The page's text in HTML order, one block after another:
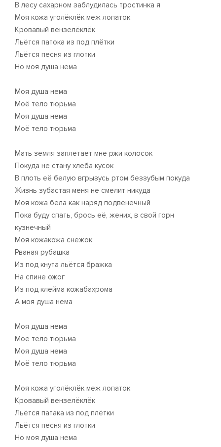
В лесу сахарном заблудилась тростинка я
Моя кожа уголёклёк меж лопаток
Кровавый вензелёклёк
Льётся патока из под плётки
Льётся песня из глотки
Но моя душа нема
Моя душа нема
Моё тело тюрьма
Моя душа нема
Моё тело тюрьма
Мать земля заплетает мне ржи колосок
Покуда не стану хлеба кусок
В плоть её белую вгрызусь ртом беззубым покуда
Жизнь зубастая меня не смелит никуда
Моя кожа бела как наряд подвенечный
Пока буду спать, брось её, жених, в свой горн
кузнечный
Моя кожакожа снежок
Рваная рубашка
Из под кнута льётся бражка
На спине ожог
Из под клейма кожабахрома
А моя душа нема
Моя душа нема
Моё тело тюрьма
Моя душа нема
Моё тело тюрьма
Моя кожа уголёклёк меж лопаток
Кровавый вензелёклёк
Льётся патака из под плётки
Льётся песня из глотки
Но моя душа нема